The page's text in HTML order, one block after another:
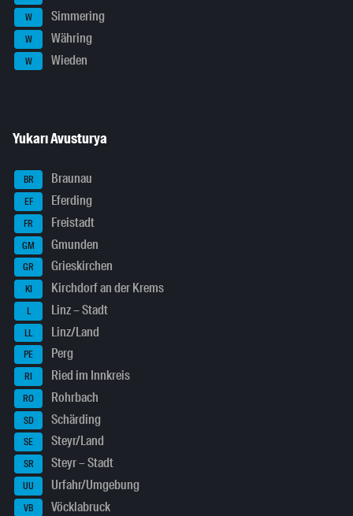
W Simmering
W Währing
W Wieden
Yukarı Avusturya
BR Braunau
EF Eferding
FR Freistadt
GM Gmunden
GR Grieskirchen
KI Kirchdorf an der Krems
L Linz – Stadt
LL Linz/Land
PE Perg
RI Ried im Innkreis
RO Rohrbach
SD Schärding
SE Steyr/Land
SR Steyr – Stadt
UU Urfahr/Umgebung
VB Vöcklabruck